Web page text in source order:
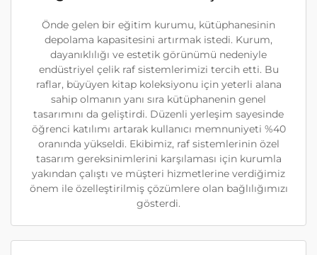
Önde gelen bir eğitim kurumu, kütüphanesinin
depolama kapasitesini artırmak istedi. Kurum,
dayanıklılığı ve estetik görünümü nedeniyle
endüstriyel çelik raf sistemlerimizi tercih etti. Bu
raflar, büyüyen kitap koleksiyonu için yeterli alana
sahip olmanın yanı sıra kütüphanenin genel
tasarımını da geliştirdi. Düzenli yerleşim sayesinde
öğrenci katılımı artarak kullanıcı memnuniyeti %40
oranında yükseldi. Ekibimiz, raf sistemlerinin özel
tasarım gereksinimlerini karşılaması için kurumla
yakından çalıştı ve müşteri hizmetlerine verdiğimiz
önem ile özelleştirilmiş çözümlere olan bağlılığımızı
gösterdi.